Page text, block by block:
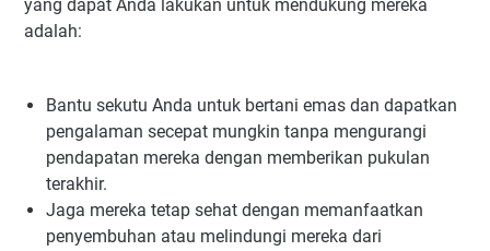
yang dapat Anda lakukan untuk mendukung mereka
adalah:
Bantu sekutu Anda untuk bertani emas dan dapatkan
pengalaman secepat mungkin tanpa mengurangi
pendapatan mereka dengan memberikan pukulan
terakhir.
Jaga mereka tetap sehat dengan memanfaatkan
penyembuhan atau melindungi mereka dari